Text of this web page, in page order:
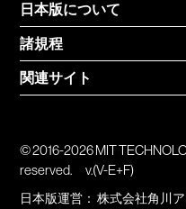
日本版について
諸規程
関連サイト
© 2016-2026 MIT
reserved.
v.(V-E+F)
日本版運営：株式会社角川